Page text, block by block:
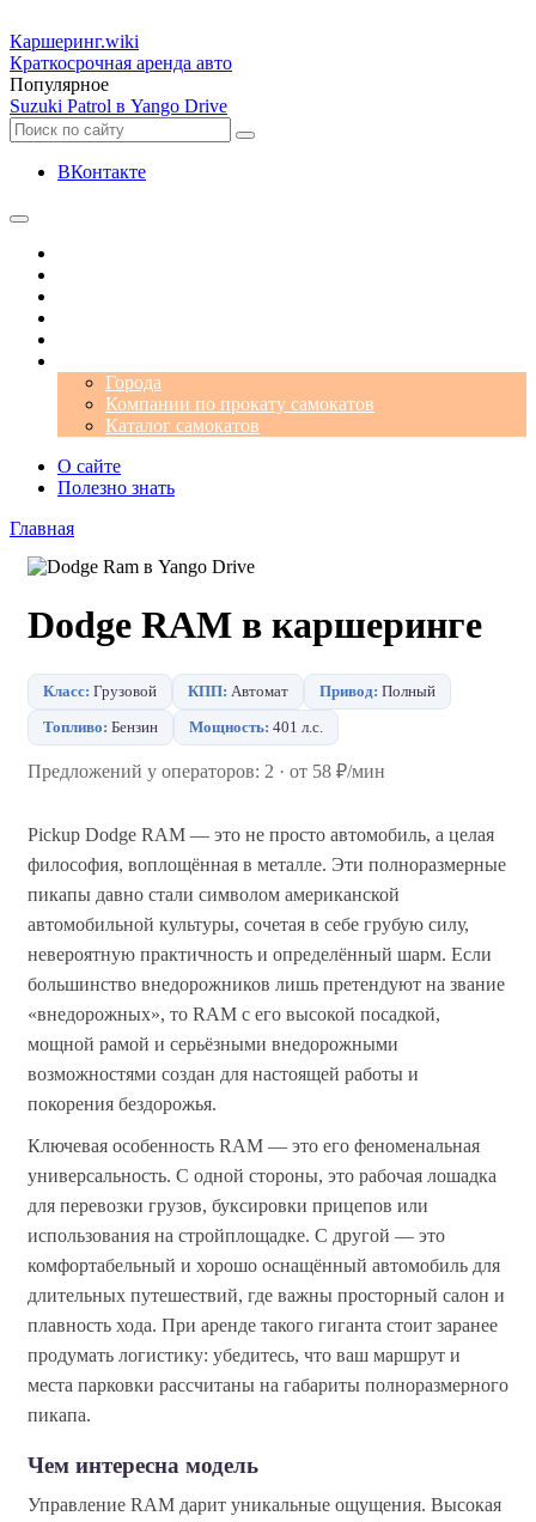
Каршеринг.wiki
Краткосрочная аренда авто
Популярное
Suzuki Patrol в Yango Drive
ВКонтакте
Города
Компании по прокату самокатов
Каталог самокатов
О сайте
Полезно знать
Главная
Dodge RAM в каршеринге
Класс: Грузовой КПП: Автомат Привод: Полный
Топливо: Бензин Мощность: 401 л.с.
Предложений у операторов: 2 · от 58 ₽/мин
Pickup Dodge RAM — это не просто автомобиль, а целая
философия, воплощённая в металле. Эти полноразмерные
пикапы давно стали символом американской
автомобильной культуры, сочетая в себе грубую силу,
невероятную практичность и определённый шарм. Если
большинство внедорожников лишь претендуют на звание
«внедорожных», то RAM с его высокой посадкой,
мощной рамой и серьёзными внедорожными
возможностями создан для настоящей работы и
покорения бездорожья.
Ключевая особенность RAM — это его феноменальная
универсальность. С одной стороны, это рабочая лошадка
для перевозки грузов, буксировки прицепов или
использования на стройплощадке. С другой — это
комфортабельный и хорошо оснащённый автомобиль для
длительных путешествий, где важны просторный салон и
плавность хода. При аренде такого гиганта стоит заранее
продумать логистику: убедитесь, что ваш маршрут и
места парковки рассчитаны на габариты полноразмерного
пикапа.
Чем интересна модель
Управление RAM дарит уникальные ощущения. Высокая